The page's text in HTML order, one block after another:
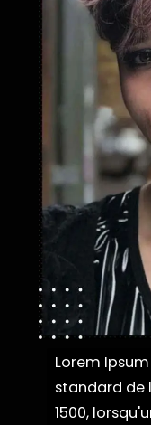
Lorem
standard de
1500,
Lorem
standard de
1500,